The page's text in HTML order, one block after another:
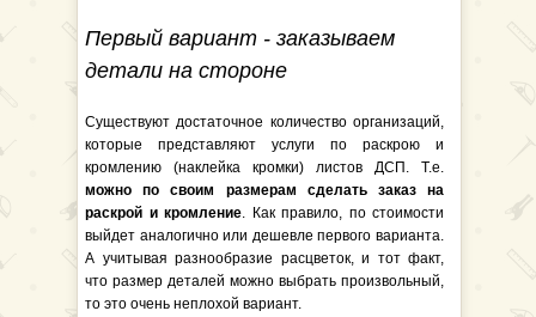
Первый вариант - заказываем
детали на стороне
Существуют достаточное количество организаций,
которые представляют услуги по раскрою и
кромлению (наклейка кромки) листов ДСП. Т.е.
можно по своим размерам сделать заказ на
раскрой и кромление. Как правило, по стоимости
выйдет аналогично или дешевле первого варианта.
А учитывая разнообразие расцветок, и тот факт,
что размер деталей можно выбрать произвольный,
то это очень неплохой вариант.